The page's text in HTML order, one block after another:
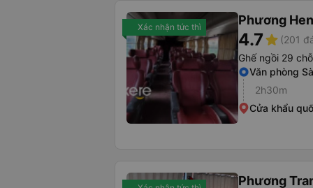
Xác nhận tức thì Phương
4.7star (201
Ghế ngồi 29 chỗ
Văn phòng
2h30m
Cửa khẩu
Phương